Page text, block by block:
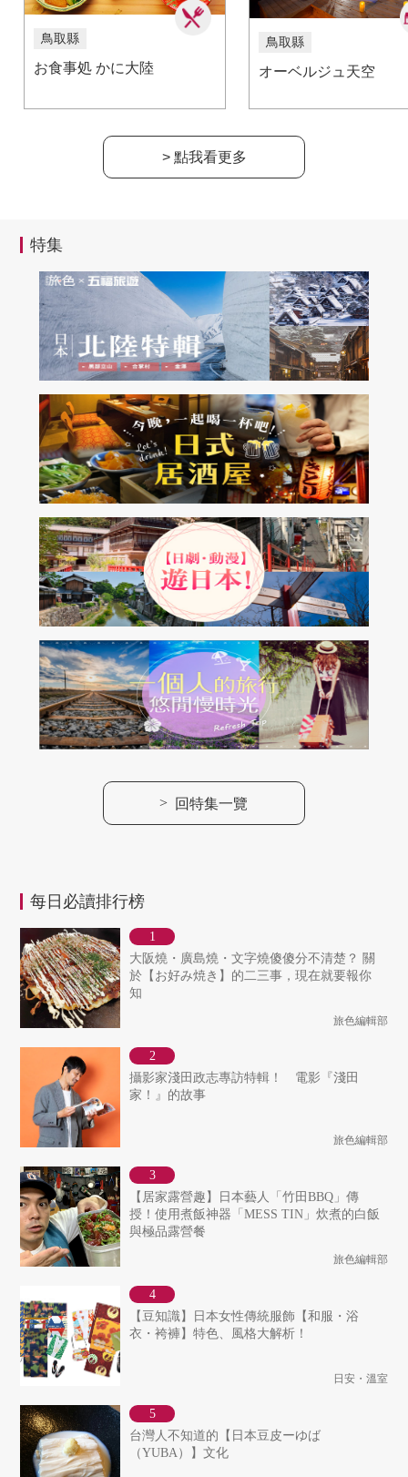
鳥取縣
お食事処 かに大陸
鳥取縣
オーベルジュ天空
> 點我看更多
特集
> 回特集一覽
每日必讀排行榜
大阪燒・廣島燒・文字燒傻傻分不清楚？ 關
於【お好み焼き】的二三事，現在就要報你
知
旅色編輯部
攝影家淺田政志專訪特輯！ 電影『淺田
家！』的故事
旅色編輯部
【居家露營趣】日本藝人「竹田BBQ」傳
授！使用煮飯神器「MESS TIN」炊煮的白飯
與極品露營餐
旅色編輯部
【豆知識】日本女性傳統服飾【和服・浴
衣・袴褲】特色、風格大解析！
日安・溫室
台灣人不知道的【日本豆皮ーゆば
（YUBA）】文化